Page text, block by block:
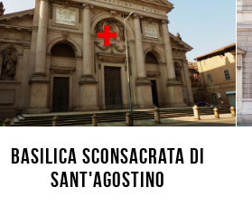
Basilica sconsacrata di
Sant'Agostino